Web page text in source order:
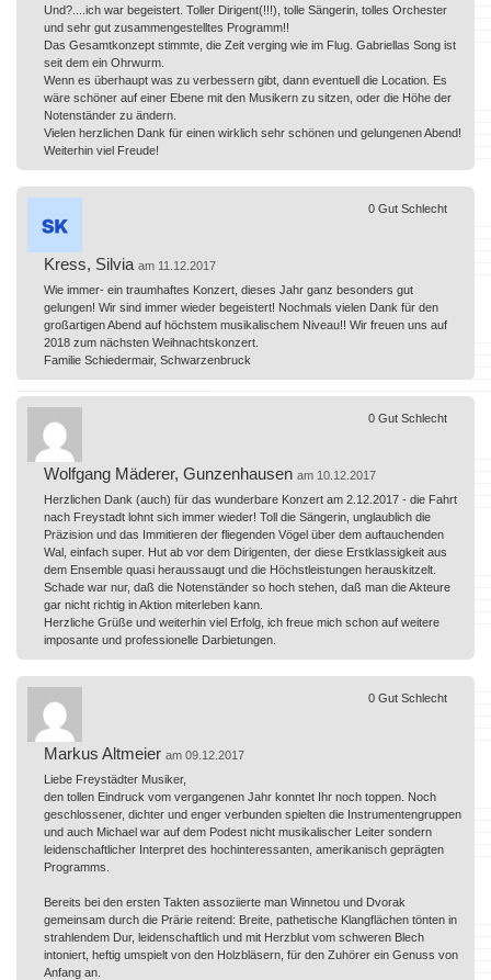
Und?....ich war begeistert. Toller Dirigent(!!!), tolle Sängerin, tolles Orchester
und sehr gut zusammengestelltes Programm!!
Das Gesamtkonzept stimmte, die Zeit verging wie im Flug. Gabriellas Song ist
seit dem ein Ohrwurm.
Wenn es überhaupt was zu verbessern gibt, dann eventuell die Location. Es
wäre schöner auf einer Ebene mit den Musikern zu sitzen, oder die Höhe der
Notenständer zu ändern.
Vielen herzlichen Dank für einen wirklich sehr schönen und gelungenen Abend!
Weiterhin viel Freude!
Kress, Silvia am 11.12.2017
Wie immer- ein traumhaftes Konzert, dieses Jahr ganz besonders gut
gelungen! Wir sind immer wieder begeistert! Nochmals vielen Dank für den
großartigen Abend auf höchstem musikalischem Niveau!! Wir freuen uns auf
2018 zum nächsten Weihnachtskonzert.
Familie Schiedermair, Schwarzenbruck
0 Gut Schlecht
Wolfgang Mäderer, Gunzenhausen am 10.12.2017
Herzlichen Dank (auch) für das wunderbare Konzert am 2.12.2017 - die Fahrt
nach Freystadt lohnt sich immer wieder! Toll die Sängerin, unglaublich die
Präzision und das Immitieren der fliegenden Vögel über dem auftauchenden
Wal, einfach super. Hut ab vor dem Dirigenten, der diese Erstklassigkeit aus
dem Ensemble quasi heraussaugt und die Höchstleistungen herauskitzelt.
Schade war nur, daß die Notenständer so hoch stehen, daß man die Akteure
gar nicht richtig in Aktion miterleben kann.
Herzliche Grüße und weiterhin viel Erfolg, ich freue mich schon auf weitere
imposante und professionelle Darbietungen.
0 Gut Schlecht
Markus Altmeier am 09.12.2017
Liebe Freystädter Musiker,
den tollen Eindruck vom vergangenen Jahr konntet Ihr noch toppen. Noch
geschlossener, dichter und enger verbunden spielten die Instrumentengruppen
und auch Michael war auf dem Podest nicht musikalischer Leiter sondern
leidenschaftlicher Interpret des hochinteressanten, amerikanisch geprägten
Programms.
Bereits bei den ersten Takten assoziierte man Winnetou und Dvorak
gemeinsam durch die Prärie reitend: Breite, pathetische Klangflächen tönten in
strahlendem Dur, leidenschaftlich und mit Herzblut vom schweren Blech
intoniert, heftig umspielt von den Holzbläsern, für den Zuhörer ein Genuss von
Anfang an.
0 Gut Schlecht